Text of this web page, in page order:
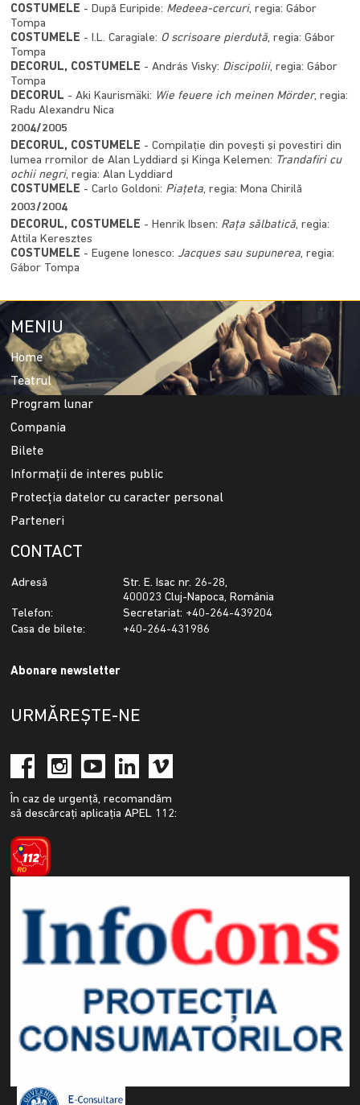
COSTUMELE - După Euripide: Medeea-cercuri, regia: Gábor
Tompa
COSTUMELE - I.L. Caragiale: O scrisoare pierdută, regia: Gábor
Tompa
DECORUL, COSTUMELE - András Visky: Discipolii, regia: Gábor
Tompa
DECORUL - Aki Kaurismäki: Wie feuere ich meinen Mörder, regia:
Radu Alexandru Nica
2004/2005
DECORUL, COSTUMELE - Compilaţie din poveşti şi povestiri din
lumea rromilor de Alan Lyddiard şi Kinga Kelemen: Trandafiri cu
ochii negri, regia: Alan Lyddiard
COSTUMELE - Carlo Goldoni: Piaţeta, regia: Mona Chirilă
2003/2004
DECORUL, COSTUMELE - Henrik Ibsen: Raţa sălbatică, regia:
Attila Keresztes
COSTUMELE - Eugene Ionesco: Jacques sau supunerea, regia:
Gábor Tompa
MENIU
Home
Teatrul
Program lunar
Compania
Bilete
Informații de interes public
Protecția datelor cu caracter personal
Parteneri
CONTACT
Adresă
Str. E. Isac nr. 26-28,
400023 Cluj-Napoca, România
Telefon:
Secretariat: +40-264-439204
Casa de bilete:
+40-264-431986
Abonare newsletter
URMĂREȘTE-NE
În caz de urgență, recomandăm
să descărcați aplicația APEL 112: